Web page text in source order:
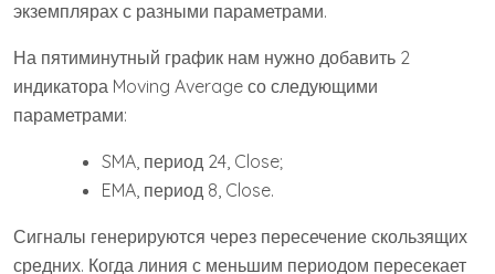
экземплярах с разными параметрами.
На пятиминутный график нам нужно добавить 2
индикатора Moving Average со следующими
параметрами:
SMA, период 24, Close;
EMA, период 8, Close.
Сигналы генерируются через пересечение скользящих
средних. Когда линия с меньшим периодом пересекает